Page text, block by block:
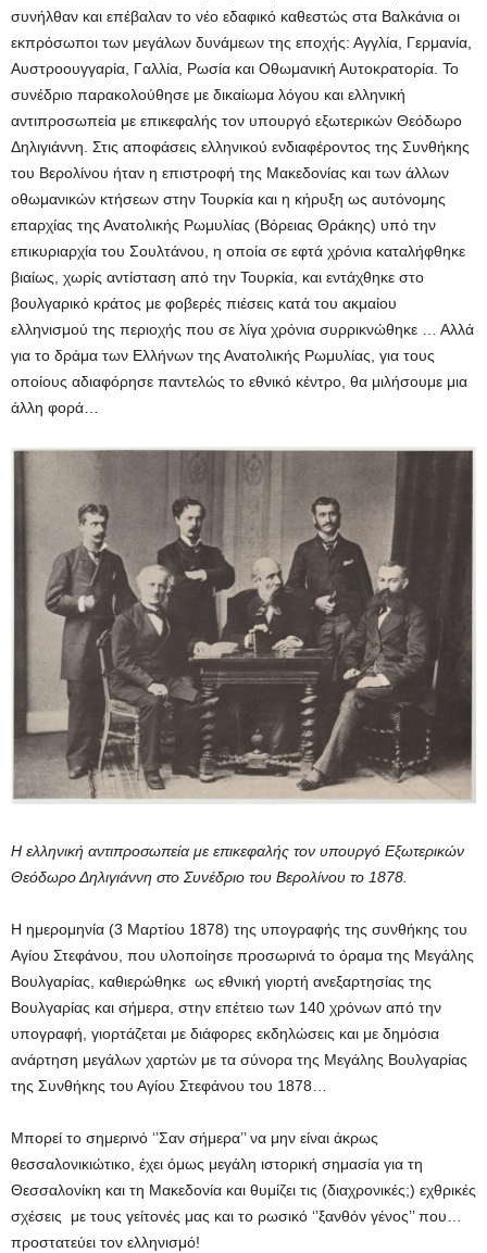
συνήλθαν και επέβαλαν το νέο εδαφικό καθεστώς στα Βαλκάνια οι
εκπρόσωποι των μεγάλων δυνάμεων της εποχής: Αγγλία, Γερμανία,
Αυστροουγγαρία, Γαλλία, Ρωσία και Οθωμανική Αυτοκρατορία. Το
συνέδριο παρακολούθησε με δικαίωμα λόγου και ελληνική
αντιπροσωπεία με επικεφαλής τον υπουργό εξωτερικών Θεόδωρο
Δηλιγιάννη. Στις αποφάσεις ελληνικού ενδιαφέροντος της Συνθήκης
του Βερολίνου ήταν η επιστροφή της Μακεδονίας και των άλλων
οθωμανικών κτήσεων στην Τουρκία και η κήρυξη ως αυτόνομης
επαρχίας της Ανατολικής Ρωμυλίας (Βόρειας Θράκης) υπό την
επικυριαρχία του Σουλτάνου, η οποία σε εφτά χρόνια καταλήφθηκε
βιαίως, χωρίς αντίσταση από την Τουρκία, και εντάχθηκε στο
βουλγαρικό κράτος με φοβερές πιέσεις κατά του ακμαίου
ελληνισμού της περιοχής που σε λίγα χρόνια συρρικνώθηκε … Αλλά
για το δράμα των Ελλήνων της Ανατολικής Ρωμυλίας, για τους
οποίους αδιαφόρησε παντελώς το εθνικό κέντρο, θα μιλήσουμε μια
άλλη φορά…
Η ελληνική αντιπροσωπεία με επικεφαλής τον υπουργό Εξωτερικών
Θεόδωρο Δηλιγιάννη στο Συνέδριο του Βερολίνου το 1878.
Η ημερομηνία (3 Μαρτίου 1878) της υπογραφής της συνθήκης του
Αγίου Στεφάνου, που υλοποίησε προσωρινά το όραμα της Μεγάλης
Βουλγαρίας, καθιερώθηκε ως εθνική γιορτή ανεξαρτησίας της
Βουλγαρίας και σήμερα, στην επέτειο των 140 χρόνων από την
υπογραφή, γιορτάζεται με διάφορες εκδηλώσεις και με δημόσια
ανάρτηση μεγάλων χαρτών με τα σύνορα της Μεγάλης Βουλγαρίας
της Συνθήκης του Αγίου Στεφάνου του 1878…
Μπορεί το σημερινό ‘’Σαν σήμερα’’ να μην είναι άκρως
θεσσαλονικιώτικο, έχει όμως μεγάλη ιστορική σημασία για τη
Θεσσαλονίκη και τη Μακεδονία και θυμίζει τις (διαχρονικές;) εχθρικές
σχέσεις με τους γείτονές μας και το ρωσικό ‘’ξανθόν γένος’’ που…
προστατεύει τον ελληνισμό!